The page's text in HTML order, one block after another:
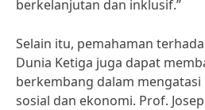
berkelanjutan dan inklusif.”
Selain itu, pemahaman
Dunia Ketiga juga dapat
berkembang dalam
sosial dan ekonomi. Prof.